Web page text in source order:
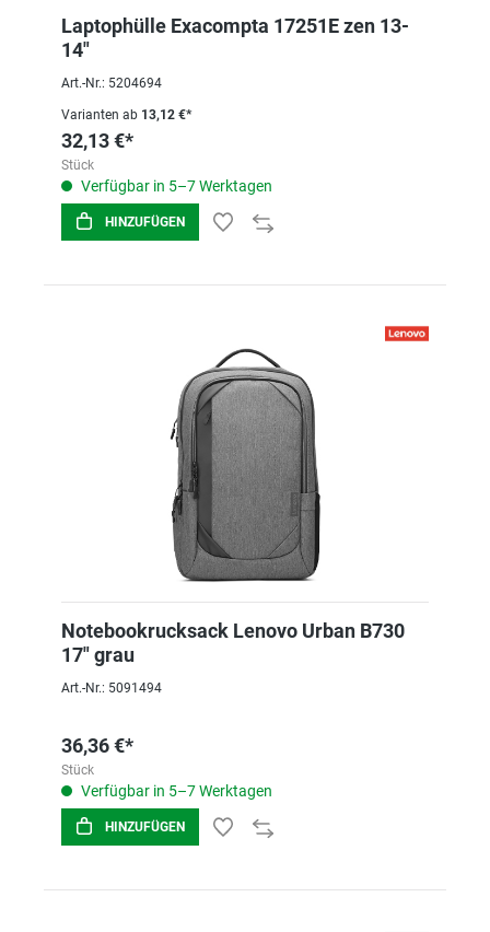
Laptophülle Exacompta 17251E zen 13-
14"
Art.-Nr.: 5204694
Varianten ab 13,12 €*
32,13 €*
Stück
Verfügbar in 5–7 Werktagen
HINZUFÜGEN
Notebookrucksack Lenovo Urban B730
17" grau
Art.-Nr.: 5091494
36,36 €*
Stück
Verfügbar in 5–7 Werktagen
HINZUFÜGEN